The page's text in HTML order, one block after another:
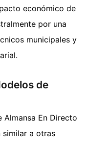
económico de
por una
municipales y
de
Almansa En Directo
similar a otras